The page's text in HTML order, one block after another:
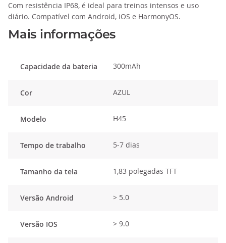
Com resistência IP68, é ideal para treinos intensos e uso
diário. Compatível com Android, iOS e HarmonyOS.
Mais informações
Capacidade da bateria 300mAh
Cor AZUL
Modelo H45
Tempo de trabalho 5-7 dias
Tamanho da tela 1,83 polegadas TFT
Versão Android > 5.0
Versão IOS > 9.0